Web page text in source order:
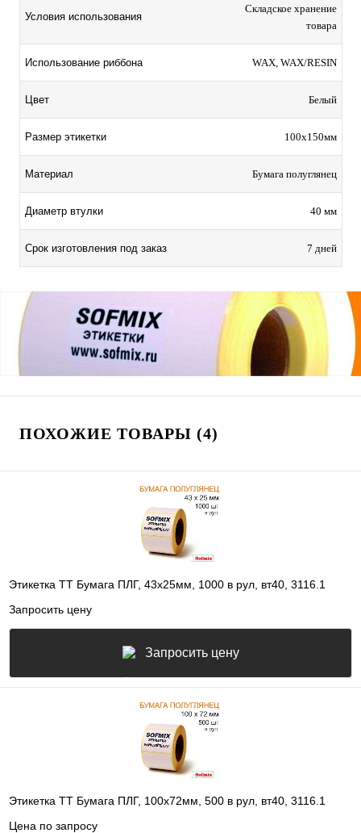
Условия использования
Складское хранение
товара
Использование риббона WAX, WAX/RESIN
Цвет Белый
Размер этикетки 100х150мм
Материал Бумага полуглянец
Диаметр втулки 40 мм
Срок изготовления под заказ 7 дней
ПОХОЖИЕ ТОВАРЫ (4)
Этикетка ТТ Бумага ПЛГ, 43х25мм, 1000 в рул, вт40, 3116.1
Запросить цену
Запросить цену
Этикетка ТТ Бумага ПЛГ, 100х72мм, 500 в рул, вт40, 3116.1
Цена по запросу